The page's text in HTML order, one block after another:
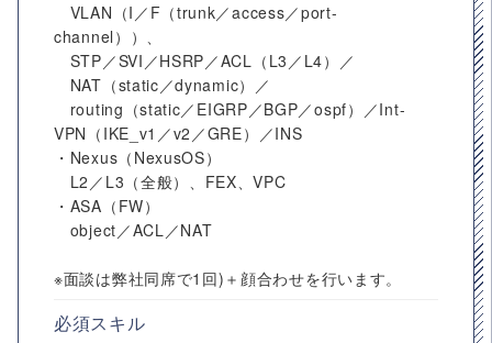
VLAN（I／F（trunk／access／port-
channel））、
STP／SVI／HSRP／ACL（L3／L4）／
NAT（static／dynamic）／
routing（static／EIGRP／BGP／ospf）／Int-
VPN（IKE_v1／v2／GRE）／INS
・Nexus（NexusOS）
L2／L3（全般）、FEX、VPC
・ASA（FW）
object／ACL／NAT
※面談は弊社同席で1回)＋顔合わせを行います。
必須スキル